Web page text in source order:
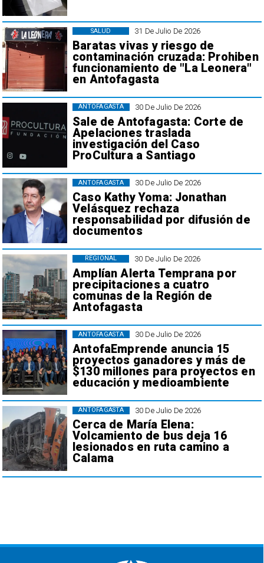
31 De Julio De 2026
Baratas vivas y riesgo de
contaminación cruzada: Prohiben
funcionamiento de "La Leonera"
en Antofagasta
SALUD
30 De Julio De 2026
Sale de Antofagasta: Corte de
Apelaciones traslada
investigación del Caso
ProCultura a Santiago
ANTOFAGASTA
30 De Julio De 2026
Caso Kathy Yoma: Jonathan
Velásquez rechaza
responsabilidad por difusión de
documentos
ANTOFAGASTA
30 De Julio De 2026
Amplían Alerta Temprana por
precipitaciones a cuatro
comunas de la Región de
Antofagasta
REGIONAL
30 De Julio De 2026
AntofaEmprende anuncia 15
proyectos ganadores y más de
$130 millones para proyectos en
educación y medioambiente
ANTOFAGASTA
30 De Julio De 2026
Cerca de María Elena:
Volcamiento de bus deja 16
lesionados en ruta camino a
Calama
ANTOFAGASTA